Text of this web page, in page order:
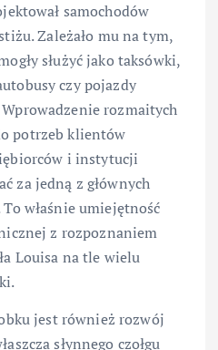
samochodów
Zależało mu na tym,
służyć jako taksówki,
czy pojazdy
rozmaitych
potrzeb klientów
i instytucji
za jedną z głównych
właśnie umiejętność
z rozpoznaniem
Louisa na tle wielu
jest również rozwój
słynnego czołgu